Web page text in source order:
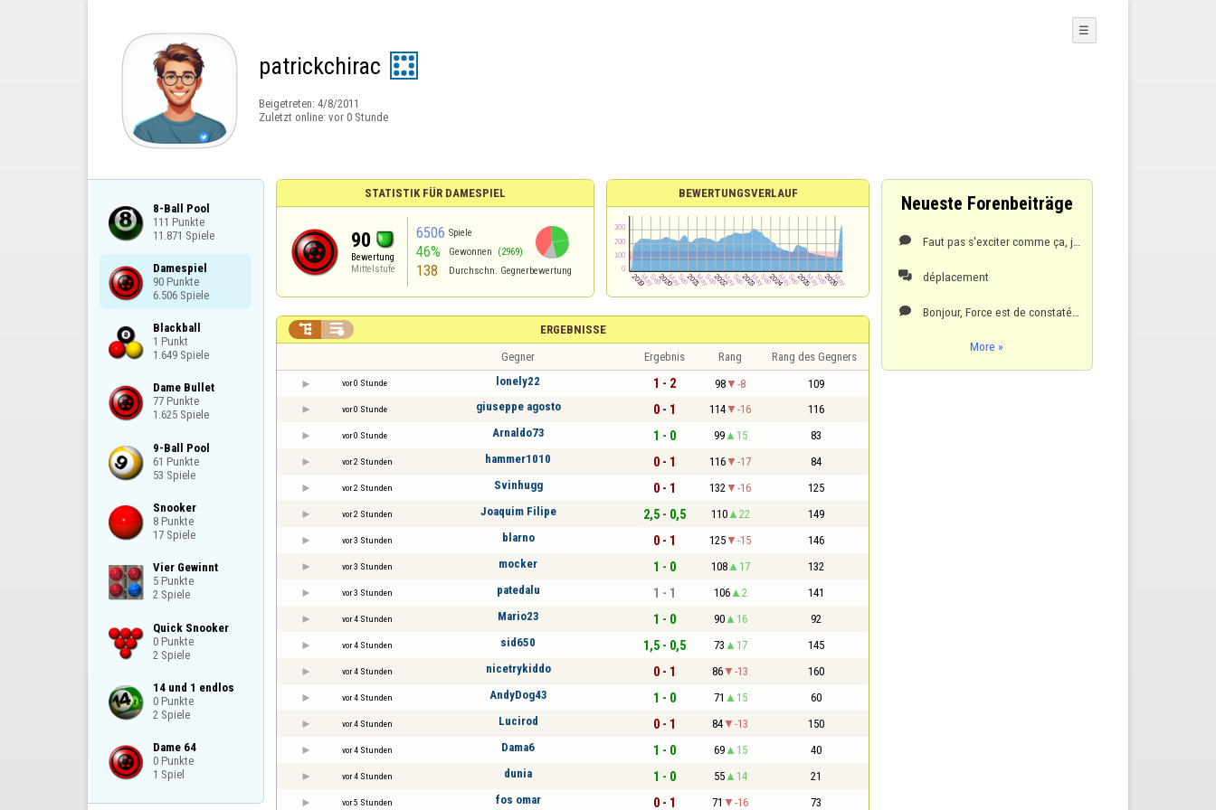
patrickchirac
Beigetreten: 4/8/2011
Zuletzt online: vor 0 Stunde
☰
8-Ball Pool
111 Punkte
11.871 Spiele
Damespiel
90 Punkte
6.506 Spiele
Blackball
1 Punkt
1.649 Spiele
Dame Bullet
77 Punkte
1.625 Spiele
9-Ball Pool
61 Punkte
53 Spiele
Snooker
8 Punkte
17 Spiele
Vier Gewinnt
5 Punkte
2 Spiele
Quick Snooker
0 Punkte
2 Spiele
14 und 1 endlos
0 Punkte
2 Spiele
Dame 64
0 Punkte
1 Spiel
STATISTIK FÜR DAMESPIEL
90
Bewertung
Mittelstufe
6506 Spiele
46% Gewonnen (2969)
138 Durchschn. Gegnerbewertung
BEWERTUNGSVERLAUF
ERGEBNISSE
 
Gegner Ergebnis Rang Rang des Gegners
vor 0 Stunde lonely22 1 - 2 98 -8 109
vor 0 Stunde giuseppe agosto 0 - 1 114 -16 116
vor 0 Stunde Arnaldo73 1 - 0 99 15 83
vor 2 Stunden hammer1010 0 - 1 116 -17 84
vor 2 Stunden Svinhugg 0 - 1 132 -16 125
vor 2 Stunden Joaquim Filipe 2,5 - 0,5 110 22 149
vor 3 Stunden blarno 0 - 1 125 -15 146
vor 3 Stunden mocker 1 - 0 108 17 132
vor 3 Stunden patedalu 1 - 1 106 2 141
vor 4 Stunden Mario23 1 - 0 90 16 92
vor 4 Stunden sid650 1,5 - 0,5 73 17 145
vor 4 Stunden nicetrykiddo 0 - 1 86 -13 160
vor 4 Stunden AndyDog43 1 - 0 71 15 60
vor 4 Stunden Lucirod 0 - 1 84 -13 150
vor 4 Stunden Dama6 1 - 0 69 15 40
vor 4 Stunden dunia 1 - 0 55 14 21
vor 5 Stunden fos omar 0 - 1 71 -16 73
Neueste Forenbeiträge

 déplacement

More »